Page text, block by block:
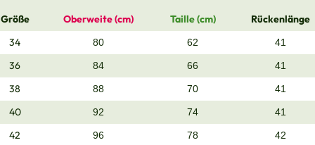
Größe Oberweite (cm) Taille (cm)
Rückenlänge
34
80 62 41
36 84 66 41
38 88 70 41
40 92 74 41
42 96 78 42